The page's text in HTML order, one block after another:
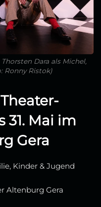
Thorsten Dara als Michel,
Ronny Ristok)
31. Mai im
Gera
Kinder & Jugend
Altenburg Gera